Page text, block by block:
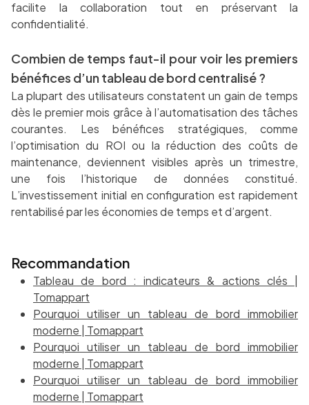
facilite la collaboration tout en préservant la
confidentialité.
Combien de temps faut-il pour voir les premiers
bénéfices d’un tableau de bord centralisé ?
La plupart des utilisateurs constatent un gain de temps
dès le premier mois grâce à l’automatisation des tâches
courantes. Les bénéfices stratégiques, comme
l’optimisation du ROI ou la réduction des coûts de
maintenance, deviennent visibles après un trimestre,
une fois l’historique de données constitué.
L’investissement initial en configuration est rapidement
rentabilisé par les économies de temps et d’argent.
Recommandation
Tableau de bord : indicateurs & actions clés |
Tomappart
Pourquoi utiliser un tableau de bord immobilier
moderne | Tomappart
Pourquoi utiliser un tableau de bord immobilier
moderne | Tomappart
Pourquoi utiliser un tableau de bord immobilier
moderne | Tomappart